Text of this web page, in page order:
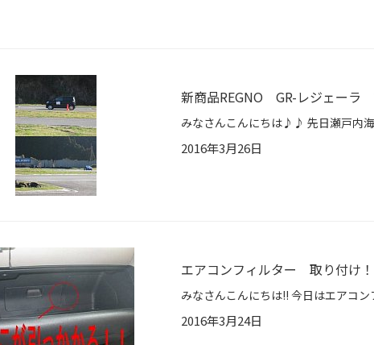
新商品REGNO GR-レジェー
2016年3月26日
エアコンフィルター 取り付け！
2016年3月24日